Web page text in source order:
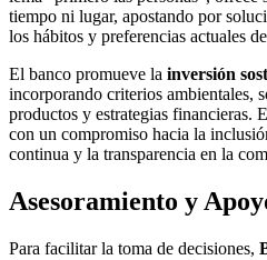
tiempo ni lugar, apostando por
los hábitos y preferencias actuales
El banco promueve la inversión
incorporando criterios ambientales,
productos y estrategias financieras.
con un compromiso hacia la
continua y la transparencia en la
Asesoramiento y
Para facilitar la toma de decisiones,